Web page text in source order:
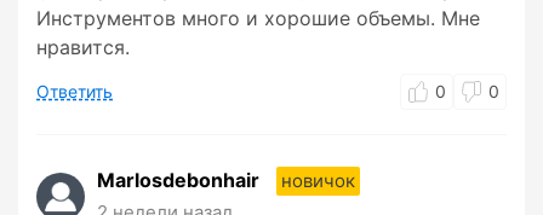
Инструментов много и хорошие объемы. Мне
нравится.
Ответить 0 0
Marlosdebonhair
новичок